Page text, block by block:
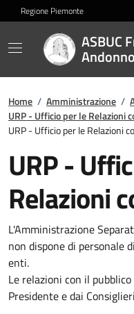
Regione Piemonte
ASBUC
Andonno
Home / Amministrazione /
URP - Ufficio per le Relazioni
URP - Ufficio per le Relazioni
URP -
Relazioni
L'Amministrazione
non dispone di personale
enti.
Le relazioni con il
Presidente e dai Consiglieri